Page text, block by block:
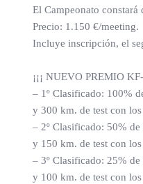
El Campeonato
Precio: 1.150 €/meeting.
Incluye inscripción, el
¡¡¡ NUEVO PREMIO
– 1º Clasificado: 100%
y 300 km. de test con
– 2º Clasificado: 50%
y 150 km. de test con
– 3º Clasificado: 25%
y 100 km. de test con